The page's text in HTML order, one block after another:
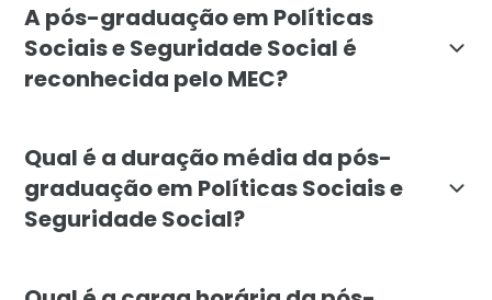
A pós-graduação em Políticas
Sociais e Seguridade Social é
reconhecida pelo MEC?
Qual é a duração média da pós-
graduação em Políticas Sociais e
Seguridade Social?